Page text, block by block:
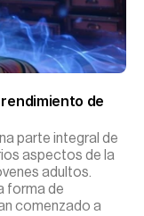
de
parte integral de
aspectos de la
adultos.
forma de
comenzado a